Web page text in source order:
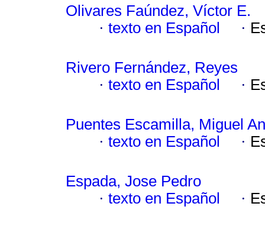
Olivares Faúndez, Víctor E.
· texto en Español ·
Rivero Fernández, Reyes
· texto en Español ·
Puentes Escamilla, Miguel
· texto en Español ·
Espada, Jose Pedro
· texto en Español ·